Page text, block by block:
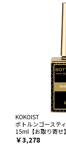
KOKOIST
ボトルンゴーステ
15ml【お取り寄せ】
￥3,278